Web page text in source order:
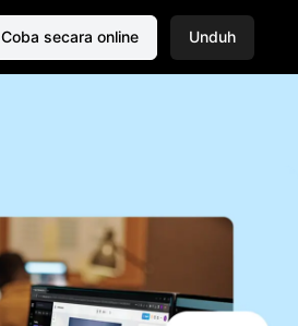
Coba secara online Unduh